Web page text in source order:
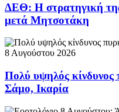
ΔΕΘ: Η στρατηγική
μετά Μητσοτάκη
8 Αυγούστου 2026
Πολύ υψηλός
Σάμο, Ικαρία